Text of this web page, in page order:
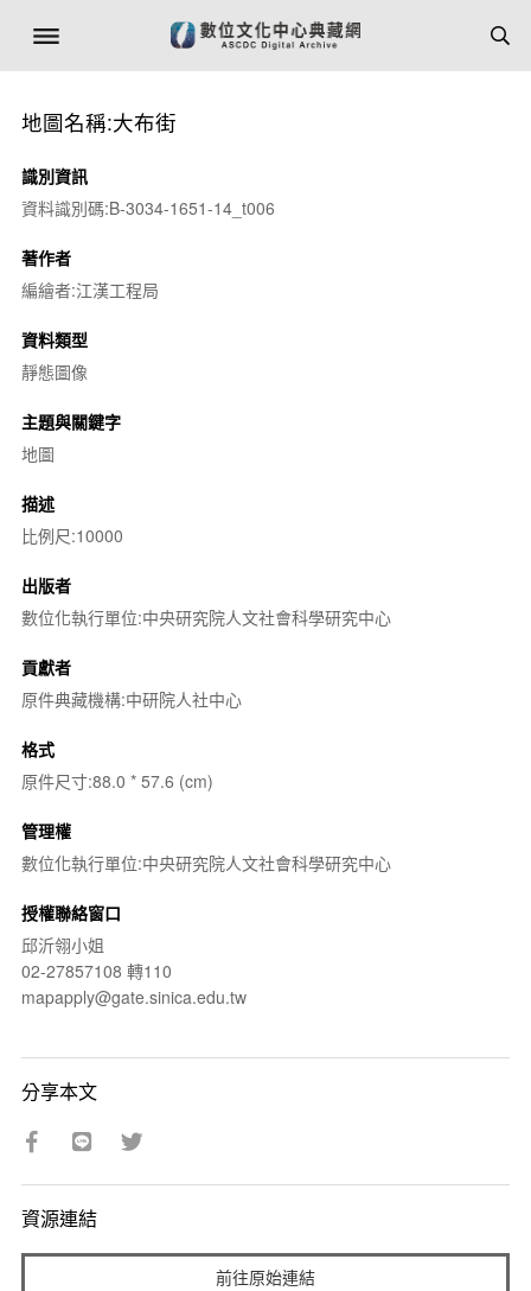
地圖名稱:大布街
識別資訊
資料識別碼:B-3034-1651-14_t006
著作者
編繪者:江漢工程局
資料類型
靜態圖像
主題與關鍵字
地圖
描述
比例尺:10000
出版者
數位化執行單位:中央研究院人文社會科學研究中心
貢獻者
原件典藏機構:中研院人社中心
格式
原件尺寸:88.0 * 57.6 (cm)
管理權
數位化執行單位:中央研究院人文社會科學研究中心
授權聯絡窗口
邱沂翎小姐
02-27857108 轉110
mapapply@gate.sinica.edu.tw
分享本文
資源連結
前往原始連結